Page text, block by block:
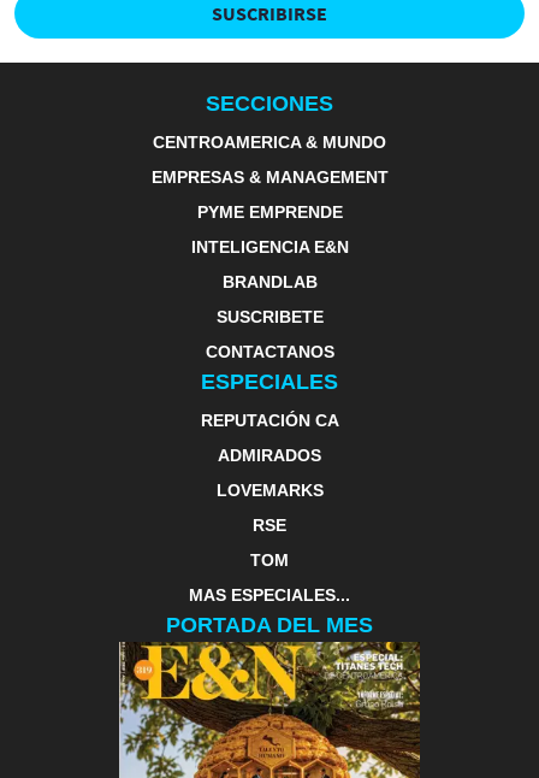
SUSCRIBIRSE
SECCIONES
CENTROAMERICA & MUNDO
EMPRESAS & MANAGEMENT
PYME EMPRENDE
INTELIGENCIA E&N
BRANDLAB
SUSCRIBETE
CONTACTANOS
ESPECIALES
REPUTACIÓN CA
ADMIRADOS
LOVEMARKS
RSE
TOM
MAS ESPECIALES...
PORTADA DEL MES